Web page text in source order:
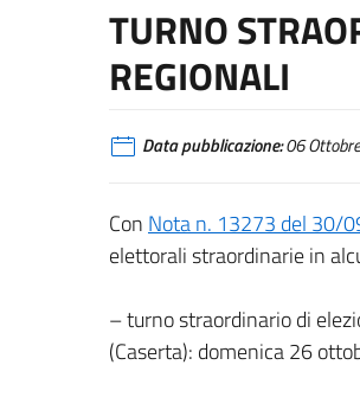
TURNO
REGIONALI
Data pubblicazione:06
Con Nota n. 13273 del 30/
elettorali straordinarie in
– turno straordinario di
(Caserta): domenica 26